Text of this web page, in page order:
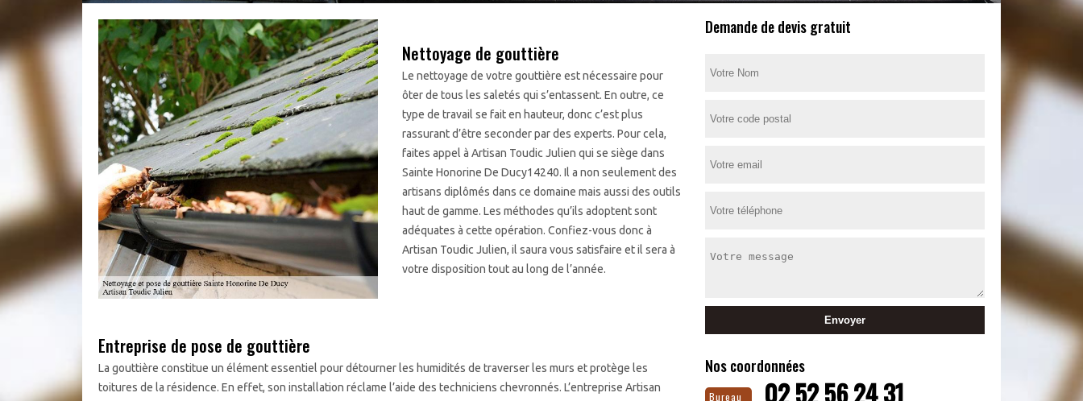
Nettoyage de gouttière
Le nettoyage de votre gouttière est nécessaire pour
ôter de tous les saletés qui s’entassent. En outre, ce
type de travail se fait en hauteur, donc c’est plus
rassurant d’être seconder par des experts. Pour cela,
faites appel à Artisan Toudic Julien qui se siège dans
Sainte Honorine De Ducy14240. Il a non seulement des
artisans diplômés dans ce domaine mais aussi des outils
haut de gamme. Les méthodes qu’ils adoptent sont
adéquates à cette opération. Confiez-vous donc à
Artisan Toudic Julien, il saura vous satisfaire et il sera à
votre disposition tout au long de l’année.
Entreprise de pose de gouttière
La gouttière constitue un élément essentiel pour détourner les humidités de traverser les murs et protège les
toitures de la résidence. En effet, son installation réclame l’aide des techniciens chevronnés. L’entreprise Artisan
Demande de devis gratuit
Nos coordonnées
Bureau 02 52 56 24 31